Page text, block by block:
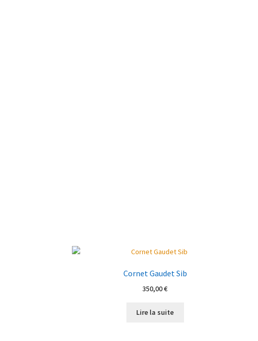
Cornet Gaudet Sib
350,00€
Lire la suite